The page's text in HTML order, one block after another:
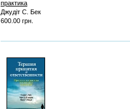
практика
Джудіт С. Бек
600.00 грн.